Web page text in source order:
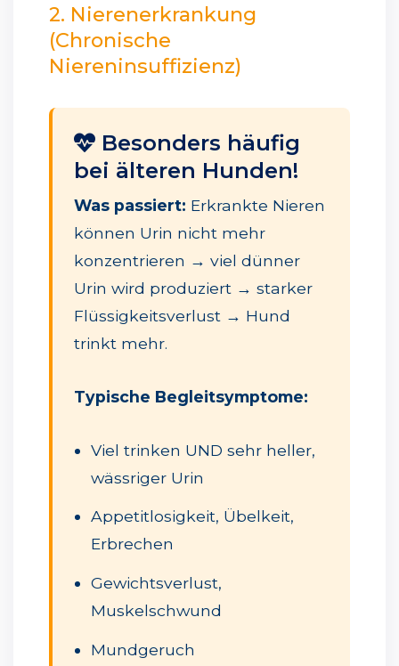
2. Nierenerkrankung
(Chronische
Niereninsuffizienz)
Besonders häufig
bei älteren Hunden!
Was passiert: Erkrankte Nieren
können Urin nicht mehr
konzentrieren → viel dünner
Urin wird produziert → starker
Flüssigkeitsverlust → Hund
trinkt mehr.
Typische Begleitsymptome:
Viel trinken UND sehr heller,
wässriger Urin
Appetitlosigkeit, Übelkeit,
Erbrechen
Gewichtsverlust,
Muskelschwund
Mundgeruch